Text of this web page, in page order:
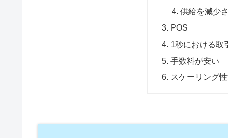
供給を減少
POS
1秒における取
手数料が安い
スケーリング